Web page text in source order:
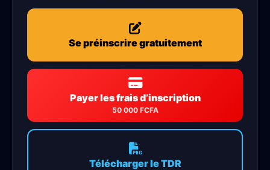
Se préinscrire gratuitement
Payer les frais d’inscription
50 000 FCFA
Télécharger le TDR